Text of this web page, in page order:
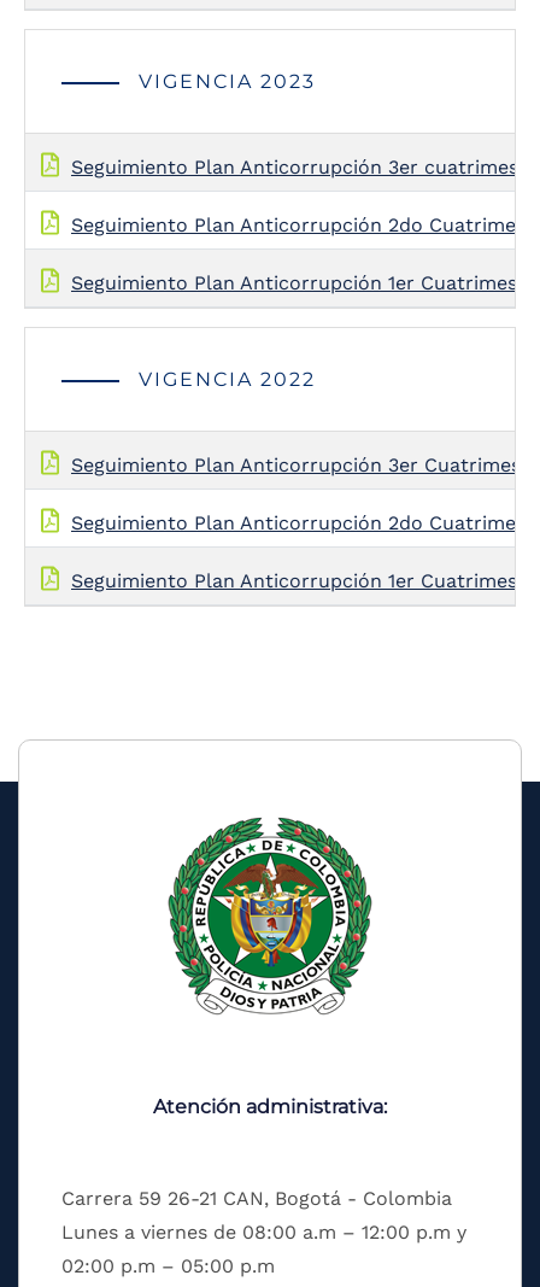
VIGENCIA 2023
Seguimiento Plan Anticorrupción 3er
Seguimiento Plan Anticorrupción 2do
Seguimiento Plan Anticorrupción 1er
VIGENCIA 2022
Seguimiento Plan Anticorrupción 3er
Seguimiento Plan Anticorrupción 2do
Seguimiento Plan Anticorrupción 1er
Atención administrativa:
Carrera 59 26-21 CAN, Bogotá - Colombia
Lunes a viernes de 08:00 a.m – 12:00 p.m y
02:00 p.m – 05:00 p.m